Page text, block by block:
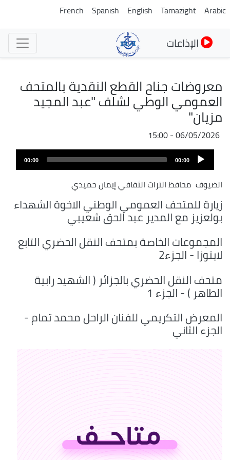
تجاوز
Arabic
Tamazight
English
Spanish
French
الإذاعات
معروضات جناح القطع النقدية بالمتحف
العمومي الوطي لشلف "عبد المجيد
مزيان"
06/05/2026 - 15:00
Audio
Player
00:00
00:00
الضيوف محافظ التراث الثقافي إيمان حميدي
زيارة للمتحف العمومي الوطني الاخوة الشهداء
بولعزيز مع المدير عبد الحق شعيبي
المجموعات الخاصة بمتحف النقل الحضري التابع
لايتوزا - الجزء2
متحف النقل الحضري بالجزائر ( الشهيد رابية
الطاهر ) - الجزء 1
المعرض التكريمي للفنان الراحل محمد تمام -
الجزء الثاني